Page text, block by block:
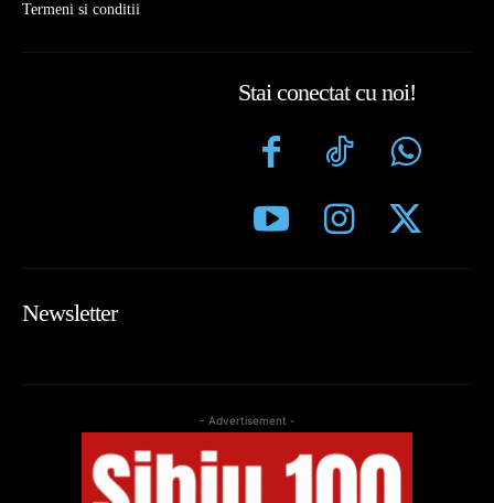
Termeni si conditii
Stai conectat cu noi!
Newsletter
- Advertisement -